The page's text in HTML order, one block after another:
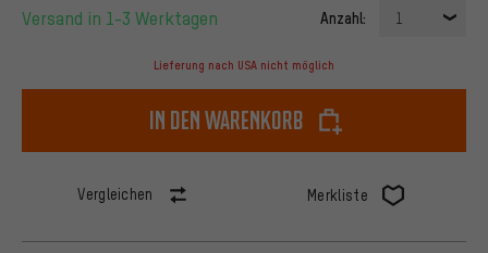
Versand in 1-3 Werktagen Anzahl: 1
Lieferung nach USA nicht möglich
In den Warenkorb
Vergleichen Merkliste